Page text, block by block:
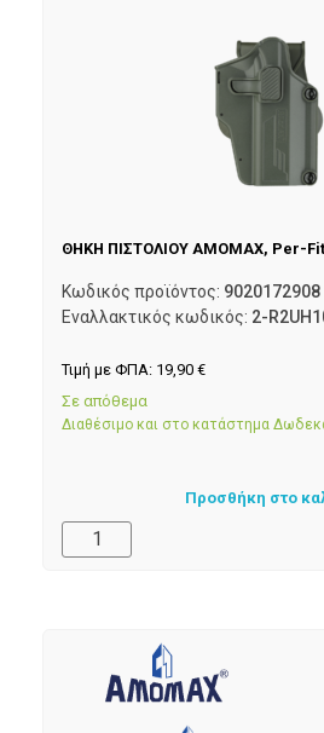
ΘΗΚΗ ΠΙΣΤΟΛΙΟΥ AMOMAX, Per-
Κωδικός προϊόντος: 9020172908
Εναλλακτικός κωδικός: 2-
Τιμή με ΦΠΑ: 19,90 €
Σε απόθεμα
Διαθέσιμο και στο κατάστημα
Προσθήκη στο